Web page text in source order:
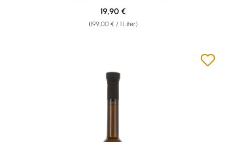
(199,00 € / 1 Liter)
Regulärer Preis:
19,90 €